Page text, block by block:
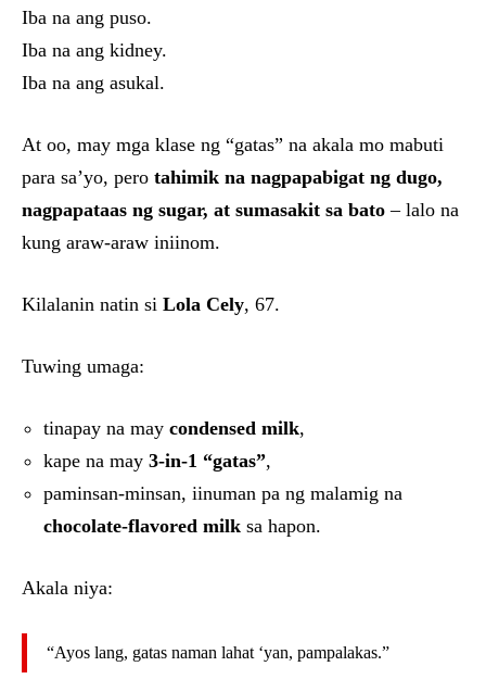
Iba na ang puso.
Iba na ang kidney.
Iba na ang asukal.
At oo, may mga klase ng “gatas” na akala mo mabuti
para sa’yo, pero tahimik na nagpapabigat ng dugo,
nagpapataas ng sugar, at sumasakit sa bato – lalo na
kung araw-araw iniinom.
Kilalanin natin si Lola Cely, 67.
Tuwing umaga:
tinapay na may condensed milk,
kape na may 3-in-1 “gatas”,
paminsan-minsan, iinuman pa ng malamig na
chocolate-flavored milk sa hapon.
Akala niya:
“Ayos lang, gatas naman lahat ‘yan, pampalakas.”